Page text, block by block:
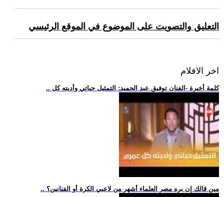
التعليق والتصويت على الموضوع في الموقع الرئيسي
اخر الافلام
.. كلمة أخيرة -الفنان توفيق عبد الحميد: التمثيل حياتي وأديته كل
.. مين قالك إن بره مصر العلماء أشهر من لاعبي الكرة أو الفنانين؟